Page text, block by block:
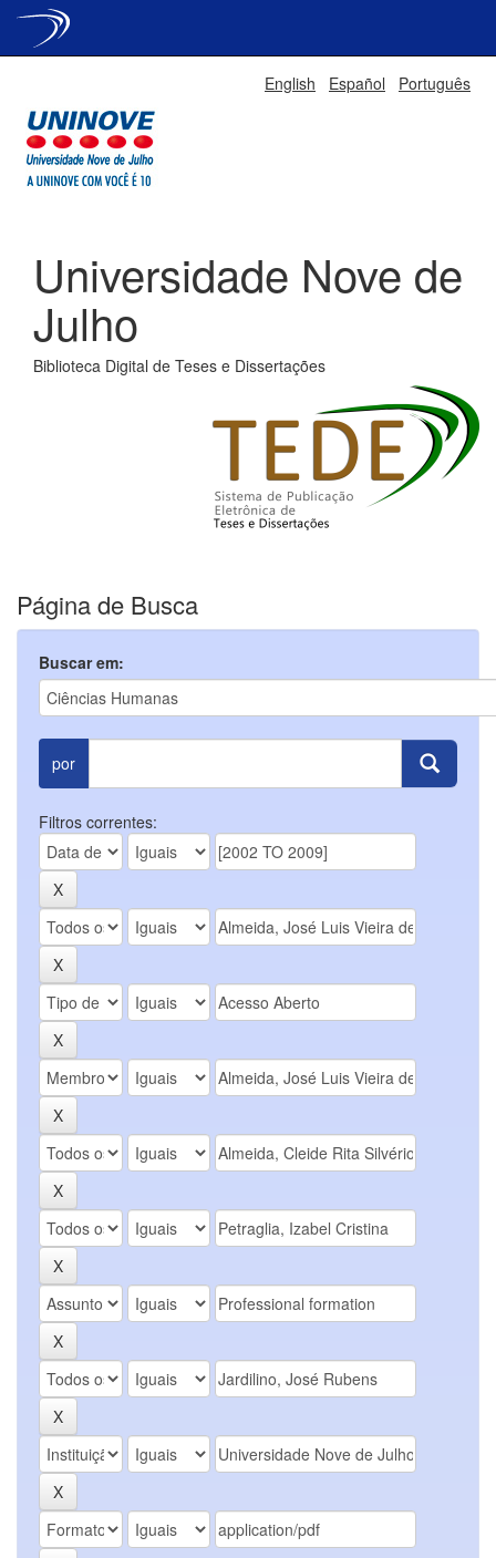
English Español Português
Universidade Nove de
Julho
Biblioteca Digital de Teses e Dissertações
Página de Busca
Buscar em:
por
Filtros correntes: